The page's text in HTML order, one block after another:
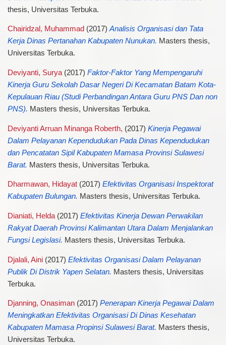
thesis, Universitas Terbuka.
Chairidzal, Muhammad (2017)Analisis Organisasi dan Tata
Kerja Dinas Pertanahan Kabupaten Nunukan. Masters thesis,
Universitas Terbuka.
Deviyanti, Surya(2017) Faktor-Faktor Yang Mempengaruhi
Kinerja Guru Sekolah Dasar Negeri Di Kecamatan Batam Kota-
Kepulauan Riau (Studi Perbandingan Antara Guru PNS Dan non
PNS). Masters thesis, Universitas Terbuka.
Deviyanti Arruan Minanga Roberth, (2017) Kinerja Pegawai
Dalam Pelayanan Kependudukan Pada Dinas Kependudukan
dan Pencatatan Sipil Kabupaten Mamasa Provinsi Sulawesi
Barat. Masters thesis, Universitas Terbuka.
Dharmawan, Hidayat(2017) Efektivitas Organisasi Inspektorat
Kabupaten Bulungan. Masters thesis, Universitas Terbuka.
Dianiati, Helda(2017) Efektivitas Kinerja Dewan Perwakilan
Rakyat Daerah Provinsi Kalimantan Utara Dalam Menjalankan
Fungsi Legislasi. Masters thesis, Universitas Terbuka.
Djalali, Aini(2017) Efektivitas Organisasi Dalam Pelayanan
Publik Di Distrik Yapen Selatan. Masters thesis, Universitas
Terbuka.
Djanning, Onasiman(2017) Penerapan Kinerja Pegawai Dalam
Meningkatkan Efektivitas Organisasi Di Dinas Kesehatan
Kabupaten Mamasa Propinsi Sulawesi Barat. Masters thesis,
Universitas Terbuka.